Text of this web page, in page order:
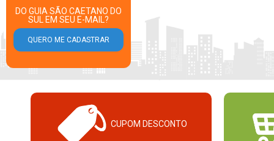
DO GUIA SÃO CAETANO DO
SUL EM SEU E-MAIL?
CUPOM DESCONTO